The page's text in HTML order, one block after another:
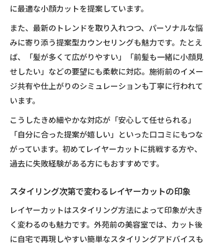
に最適な小顔カットを提案しています。
また、最新のトレンドを取り入れつつ、パーソナルな悩
みに寄り添う提案型カウンセリングも魅力です。たとえ
ば、「髪が多くて広がりやすい」「前髪も一緒に小顔見
せしたい」などの要望にも柔軟に対応。施術前のイメー
ジ共有や仕上がりのシミュレーションも丁寧に行われて
います。
こうしたきめ細やかな対応が「安心して任せられる」
「自分に合った提案が嬉しい」といった口コミにもつな
がっています。初めてレイヤーカットに挑戦する方や、
過去に失敗経験がある方にもおすすめです。
スタイリング次第で変わるレイヤーカットの印象
レイヤーカットはスタイリング方法によって印象が大き
く変わるのも魅力です。外苑前の美容室では、カット後
に自宅で再現しやすい簡単なスタイリングアドバイスも